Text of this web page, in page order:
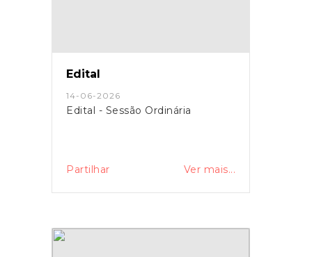
Edital
14-06-2026
Edital - Sessão Ordinária
Partilhar Ver mais...